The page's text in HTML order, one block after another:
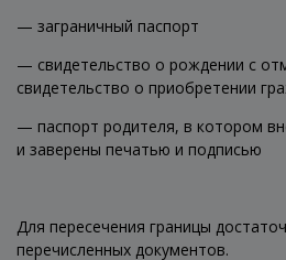
— заграничный паспорт
— свидетельство о рождении с
свидетельство о приобретении
— паспорт родителя, в котором
и заверены печатью и подписью
Для пересечения границы
перечисленных документов.